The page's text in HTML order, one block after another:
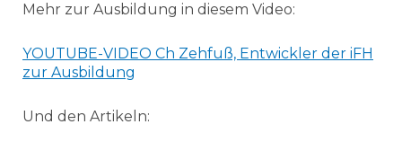
Mehr zur Ausbildung in diesem Video:
YOUTUBE-VIDEO Ch Zehfuß, Entwickler der iFH
zur Ausbildung
Und den Artikeln: